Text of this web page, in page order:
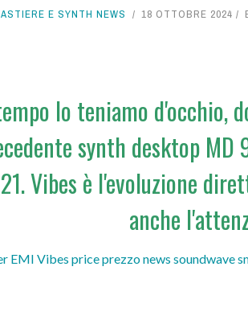
E SYNTH NEWS 18 OTTOBRE 2024
lo teniamo d'occhio,
synth desktop
Vibes è l'evoluzione
anche